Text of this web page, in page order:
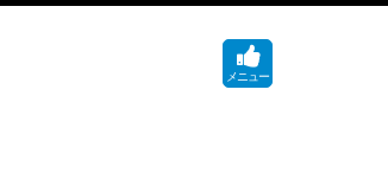
メニュー